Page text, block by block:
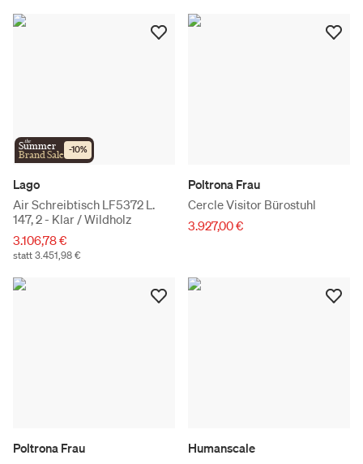
the
Summer
Brand Sale -10%
Lago
Air Schreibtisch LF5372 L.
147, 2 - Klar / Wildholz
3.106,78 €
statt 3.451,98 €
Poltrona Frau
Cercle Visitor Bürostuhl
3.927,00 €
Poltrona Frau
Humanscale